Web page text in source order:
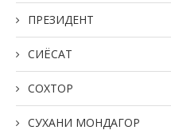
ПРЕЗИДЕНТ
СИЁСАТ
СОХТОР
СУХАНИ МОНДАГОР